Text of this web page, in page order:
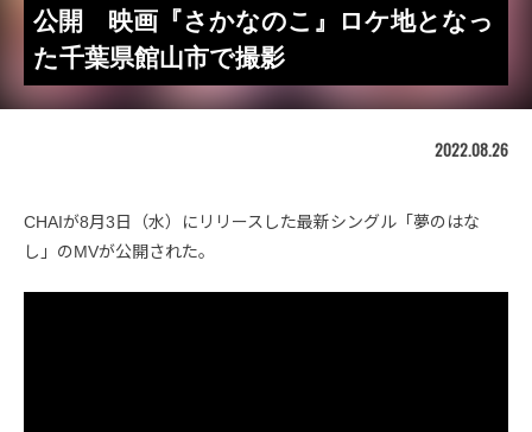
公開 映画『さかなのこ』ロケ地となっ
た千葉県館山市で撮影
2022.08.26
CHAIが8月3日（水）にリリースした最新シングル「夢のはな
し」のMVが公開された。